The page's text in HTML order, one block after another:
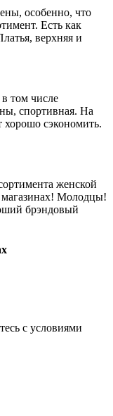
особенно, что
Есть как
верхняя и
том числе
спортивная. На
хорошо сэкономить.
женской
магазинах! Молодцы!
брэндовый
с условиями